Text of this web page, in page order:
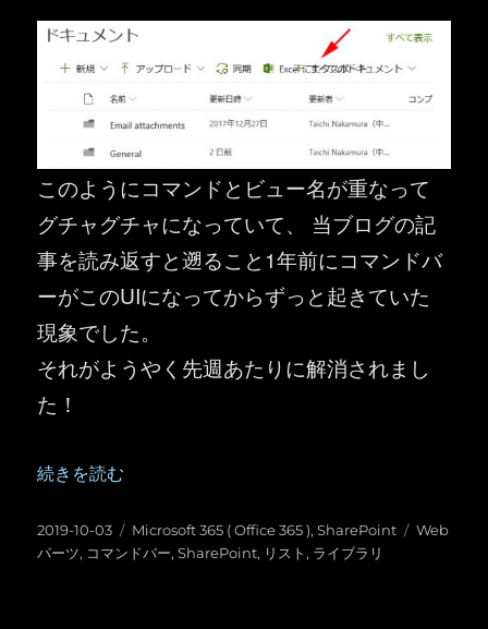
このようにコマンドとビュー名が重なって
グチャグチャになっていて、 当ブログの記
事を読み返すと遡ること1年前にコマンドバ
ーがこのUIになってからずっと起きていた
現象でした。
それがようやく先週あたりに解消されまし
た！
“SharePoint ：リスト・ライブラリ Webパーツのコマン
続きを読む
投
稿
2019-10-03
カ
テ
Microsoft 365 ( Office 365 ),SharePoint
タ
Web
パーツ, コマンドバー,SharePoint, リスト , ライブラリ